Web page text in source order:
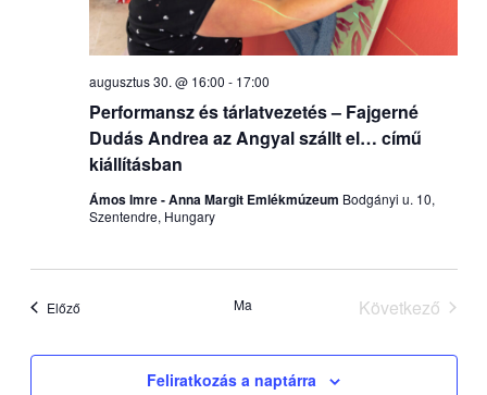
Performansz és tárlatvezetés – Fajgerné
Dudás Andrea az Angyal szállt el… című
kiállításban
augusztus 30. @ 16:00 - 17:00
Ámos Imre - Anna Margit Emlékmúzeum Bodgányi u. 10,
Szentendre, Hungary
ElőzőEsemények Ma
Következő
Feliratkozás a naptárra